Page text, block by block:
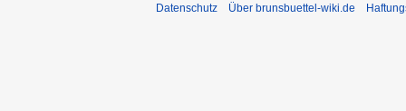
Datenschutz Über brunsbuettel-wiki.de